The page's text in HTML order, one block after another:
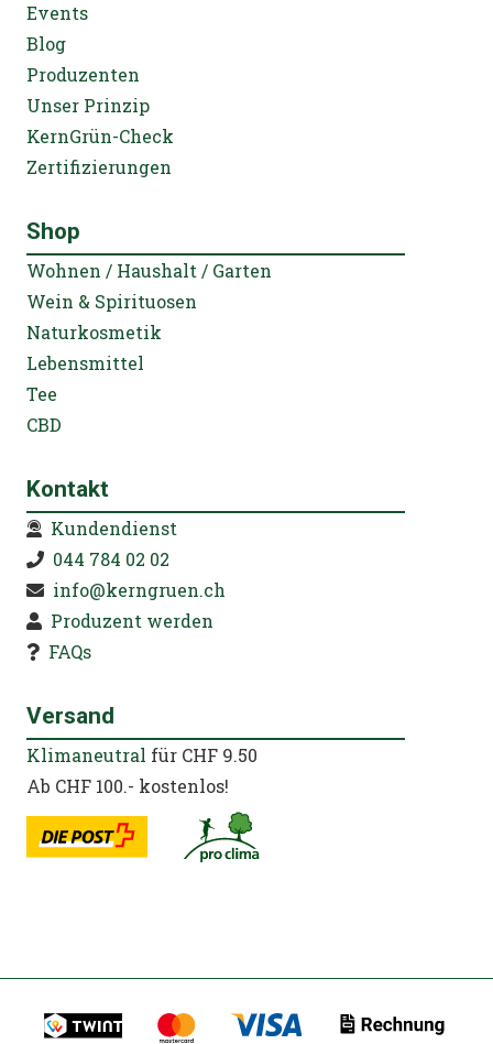
Events
Blog
Produzenten
Unser Prinzip
KernGrün-Check
Zertifizierungen
Shop
Wohnen / Haushalt / Garten
Wein & Spirituosen
Naturkosmetik
Lebensmittel
Tee
CBD
Kontakt
Kundendienst
044 784 02 02
info@kerngruen.ch
Produzent werden
FAQs
Versand
Klimaneutral für CHF 9.50
Ab CHF 100.- kostenlos!